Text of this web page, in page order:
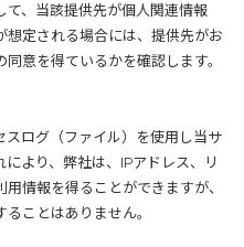
て、当該提供先が個人関連情報
想定される場合には、提供先がお
意を得ているかを確認します。
ログ（ファイル）を使用し当サ
より、弊社は、IPアドレス、リ
情報を得ることができますが、
ことはありません。